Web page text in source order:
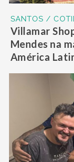
SANTOS /
Villamar
Mendes na
América